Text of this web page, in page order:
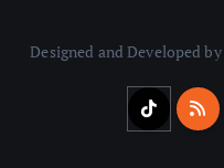
Designed and Developed by